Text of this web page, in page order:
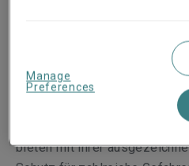
Immobiliengesellschaften,
Freizeitindustrie und viele
Unsere Underwriter für die
London, USA, Dubai,
bieten mit ihrer
Manage
Preferences